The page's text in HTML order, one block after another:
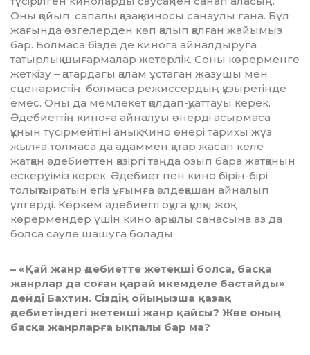
Оны қойып, сапалы қазақ ки­носы санаулы ғана. Бұл
жағында өзгелерден көп қалып қалған жайы­мыз
бар. Болмаса бізде де ки­ноға айналдыруға
татырлық шы­ғармалар жетерлік. Соны көрер­менге
жеткізу – қатардағы қалам ұста­ған жазушы мен
сценаристің, болмаса режиссердың құзыретінде
емес. Оны да мемлекет қолдап-қуаттауы керек.
Әдебиеттің киноға ай­налуы өнерді асырмаса
құнын тү­сірмейтіні анық. Кино өнері тари­хы жүз
жылға толмаса да адаммен қатар жасап келе
жатқан әде­биет­тен қазіргі таңда озып бара жат­қанын
ескеруіміз керек. Әде­биет пен кино бірін-бірі
толық­ты­ратын егіз ұғымға әлдеқашан айналып
үлгерді. Көркем әдебиетті оқуға құлқы жоқ
көрермендер үшін кино арқылы санасына аз да
болса сәуле шашуға болады.
– «Қай жанр әдебиетте жетекші бол­са, басқа
жанрлар да соған қарай икем­деле бастайды»
дейді Бахтин. Сіздің ойыңызша қазақ
әдебиетіндегі же­текші жанр қайсы? Және оның
бас­қа жанрларға ықпалы бар ма?